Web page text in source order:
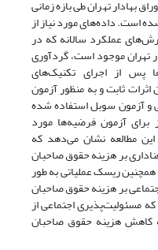
بهادار تهران طی بازه زمانی
شده است. داده‌های مورد نیاز از
عملکرد سالانه که در
تهران موجود است، گردآوری
پس از اجرای تکنیک‌های
ثابت و به منظور آزمون
و آزمون سوبل استفاده شده
برای آزمون فرضیه‌ها مورد
مطالعه نشان می‌دهد که
بر هزینه حقوق صاحبان
ریسک عملیاتی به طور
بر هزینه حقوق صاحبان
مسئولیت‌پذیری اجتماعی از
کاهش هزینه حقوق صاحبان